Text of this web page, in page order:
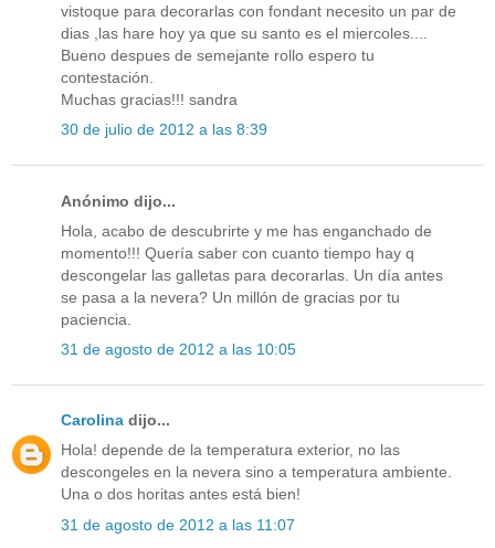
vistoque para decorarlas con fondant necesito un par de
dias ,las hare hoy ya que su santo es el miercoles....
Bueno despues de semejante rollo espero tu
contestación.
Muchas gracias!!! sandra
30 de julio de 2012 a las 8:39
Anónimo dijo...
Hola, acabo de descubrirte y me has enganchado de
momento!!! Quería saber con cuanto tiempo hay q
descongelar las galletas para decorarlas. Un día antes
se pasa a la nevera? Un millón de gracias por tu
paciencia.
31 de agosto de 2012 a las 10:05
Carolina dijo...
Hola! depende de la temperatura exterior, no las
descongeles en la nevera sino a temperatura ambiente.
Una o dos horitas antes está bien!
31 de agosto de 2012 a las 11:07